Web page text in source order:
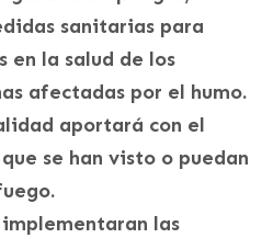
sanitarias para
en la salud de los
afectadas por el humo.
aportará con el
se han visto o puedan
las